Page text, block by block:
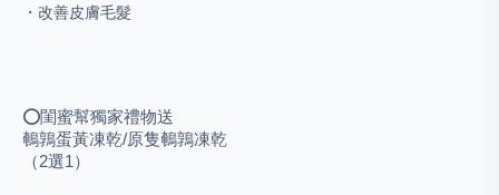
・改善皮膚毛髮
⭕️閨蜜幫獨家禮物送
鵪鶉蛋黃凍乾/原隻鵪鶉凍乾
（2選1）